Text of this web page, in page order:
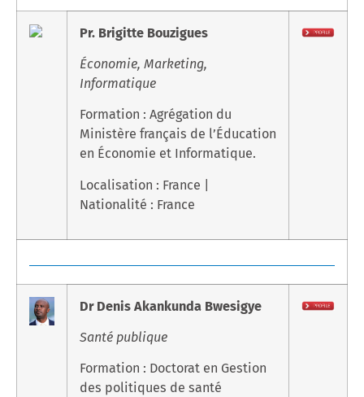
Pr. Brigitte Bouzigues
Économie, Marketing,
Informatique
Formation : Agrégation du
Ministère français de l’Éducation
en Économie et Informatique.
Localisation : France |
Nationalité : France
Dr Denis Akankunda Bwesigye
Santé publique
Formation : Doctorat en Gestion
des politiques de santé